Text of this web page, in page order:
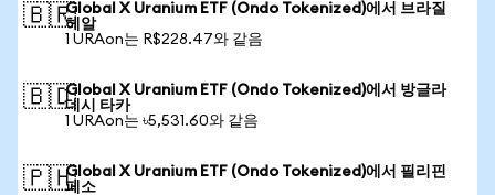
🇧🇷Global X Uranium ETF (Ondo Tokenized)에서 브라질
헤알
1 URAon는 R$228.47와 같음
🇧🇩Global X Uranium ETF (Ondo Tokenized)에서 방글라
데시 타카
1 URAon는 ৳5,531.60와 같음
🇵🇭Global X Uranium ETF (Ondo Tokenized)에서 필리핀
페소